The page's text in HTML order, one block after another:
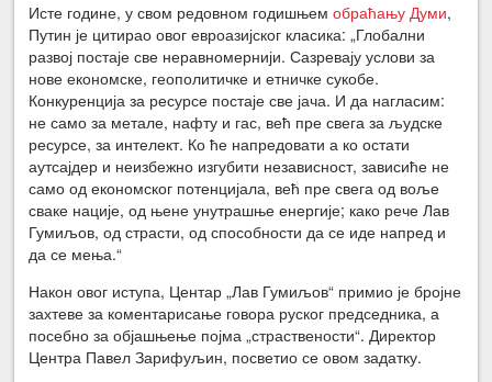
Исте године, у свом редовном годишњемобраћању Думи,
Путин је цитирао овог евроазијског класика: „Глобални
развој постаје све неравномернији. Сазревају услови за
нове економске, геополитичке и етничке сукобе.
Конкуренција за ресурсе постаје све јача. И да нагласим:
не само за метале, нафту и гас, већ пре свега за људске
ресурсе, за интелект. Ко ће напредовати а ко остати
аутсајдер и неизбежно изгубити независност, зависиће не
само од економског потенцијала, већ пре свега од воље
сваке нације, од њене унутрашње енергије; како рече Лав
Гумиљов, од страсти, од способности да се иде напред и
да се мења.“
Након овог иступа, Центар „Лав Гумиљов“ примио је бројне
захтеве за коментарисање говора руског председника, а
посебно за објашњење појма „страствености“. Директор
Центра Павел Зарифуљин, посветио се овом задатку.